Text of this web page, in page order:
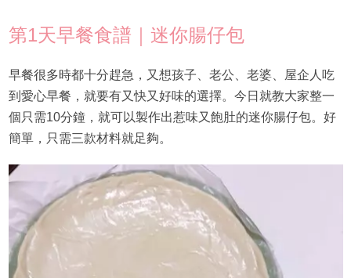
第1天早餐食譜｜迷你腸仔包
早餐很多時都十分趕急，又想孩子、老公、老婆、屋企人吃
到愛心早餐，就要有又快又好味的選擇。今日就教大家整一
個只需10分鐘，就可以製作出惹味又飽肚的迷你腸仔包。好
簡單，只需三款材料就足夠。